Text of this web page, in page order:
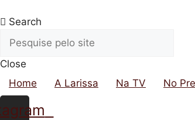
para
conteúdo
Search
Close
Home
A Larissa Na TV No